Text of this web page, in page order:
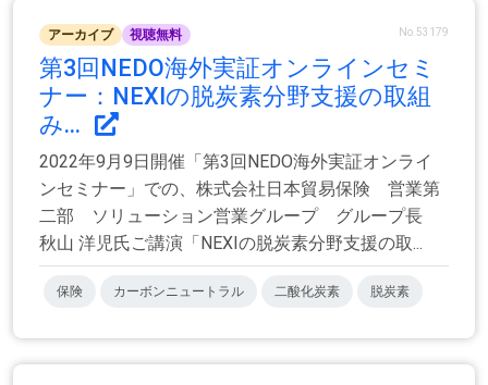
アーカイブ 視聴無料 No.53179
第3回NEDO海外実証オンラインセミ
ナー：NEXIの脱炭素分野支援の取組
み...
2022年9月9日開催「第3回NEDO海外実証オンライ
ンセミナー」での、株式会社日本貿易保険 営業第
二部 ソリューション営業グループ グループ長
秋山 洋児氏ご講演「NEXIの脱炭素分野支援の取...
保険 カーボンニュートラル 二酸化炭素 脱炭素